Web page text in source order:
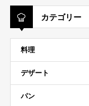
カテゴリー
料理
デザート
パン